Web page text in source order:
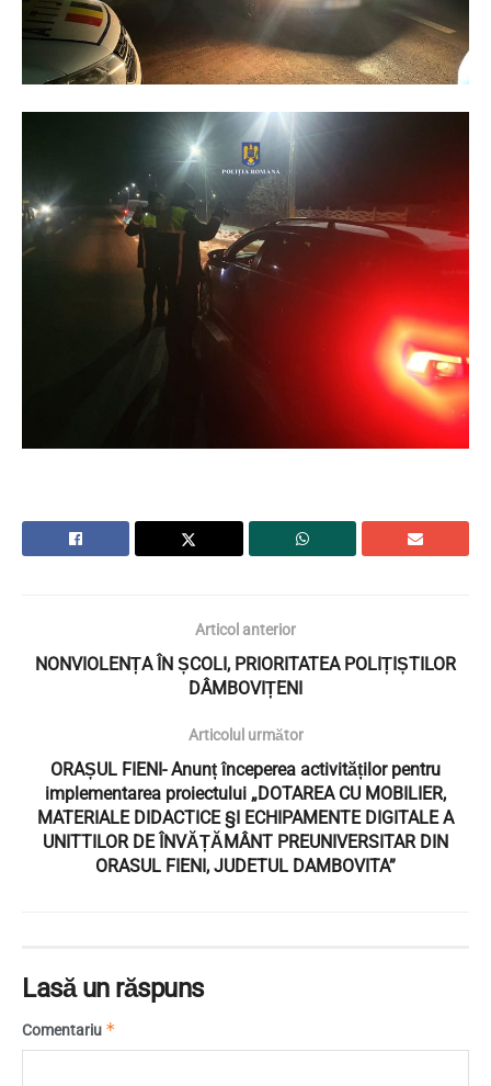
Articol anterior
NONVIOLENȚA ÎN ȘCOLI, PRIORITATEA POLIȚIȘTILOR
DÂMBOVIȚENI
Articolul următor
ORAȘUL FIENI- Anunț începerea activităților pentru
implementarea proiectului „DOTAREA CU MOBILIER,
MATERIALE DIDACTICE §I ECHIPAMENTE DIGITALE A
UNITTILOR DE ÎNVĂȚĂMÂNT PREUNIVERSITAR DIN
ORASUL FIENI, JUDETUL DAMBOVITA”
Lasă un răspuns
Comentariu *